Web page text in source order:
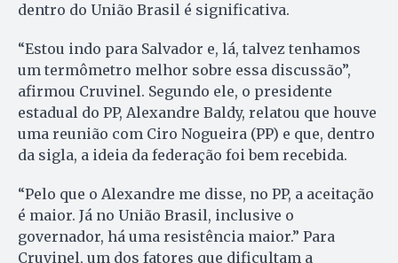
dentro do União Brasil é significativa.
“Estou indo para Salvador e, lá, talvez tenhamos
um termômetro melhor sobre essa discussão”,
afirmou Cruvinel. Segundo ele, o presidente
estadual do PP, Alexandre Baldy, relatou que houve
uma reunião com Ciro Nogueira (PP) e que, dentro
da sigla, a ideia da federação foi bem recebida.
“Pelo que o Alexandre me disse, no PP, a aceitação
é maior. Já no União Brasil, inclusive o
governador, há uma resistência maior.” Para
Cruvinel, um dos fatores que dificultam a